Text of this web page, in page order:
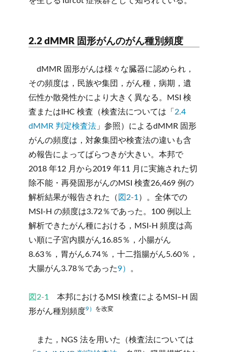
2.2 dMMR 固形がんのがん種別頻度
dMMR 固形がんは様々な臓器に認められ，
その頻度は，民族や集団，がん種，病期，遺
伝性か散発性かにより大きく異なる。MSI 検
査またはIHC 検査（検査法については「 2.4
dMMR 判定検査法 」参照）によるdMMR 固形
がんの頻度は，対象集団や検査法の違いも含
め報告によってばらつきが大きい。本邦で
2018 年12 月から2019 年11 月に実施された切
除不能・再発固形がんのMSI 検査26,469 例の
解析結果が報告された（ 図2-1 ）。全体での
MSI-H の頻度は3.72％であった。100 例以上
解析できたがん種における，MSI-H 頻度は高
い順に子宮内膜がん16.85％，小腸がん
8.63％，胃がん6.74％，十二指腸がん5.60％，
大腸がん3.78％であった9） 。
図2-1
本邦におけるMSI 検査によるMSI‒H 固
形がん種別頻度9） を改変
また，NGS 法を用いた（検査法については